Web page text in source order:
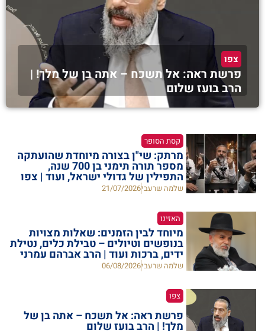
צפו
פרשת ראה: אל תשכח – אתה בן של מלך! |
הרב בועז שלום
קסת הסופר
מרתק: שי"ן בצורה מיוחדת שהועתקה
מספר תורה תימני בן 700 שנה,
התפילין של גדולי ישראל, ועוד | צפו
>>>
שלמה שרעבי21/07/2026
האזינו
מיוחד לבין הזמנים: שאלות מצויות
בנופשים וטיולים – טבילת כלים, נטילת
ידים, ברכות ועוד | הרב אברהם עמרני
שלמה שרעבי06/08/2026
צפו
פרשת ראה: אל תשכח – אתה בן של
מלך! | הרב בועז שלום